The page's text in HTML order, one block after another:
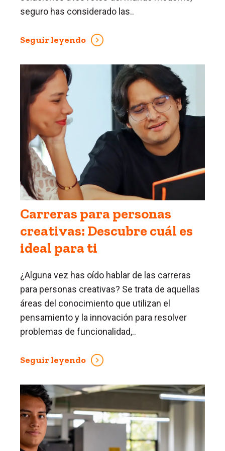
seguro has considerado las..
Seguir leyendo
Carreras para personas
creativas: Descubre cuál es
ideal para ti
¿Alguna vez has oído hablar de las carreras
para personas creativas? Se trata de aquellas
áreas del conocimiento que utilizan el
pensamiento y la innovación para resolver
problemas de funcionalidad,..
Seguir leyendo